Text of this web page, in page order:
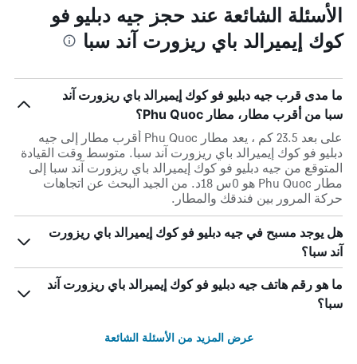
الأسئلة الشائعة عند حجز جيه دبليو فو
كوك إيميرالد باي ريزورت آند سبا
ما مدى قرب جيه دبليو فو كوك إيميرالد باي ريزورت آند
سبا من أقرب مطار، مطار Phu Quoc؟
على بعد 23.5 كم ، يعد مطار Phu Quoc أقرب مطار إلى جيه
دبليو فو كوك إيميرالد باي ريزورت آند سبا. متوسط وقت القيادة
المتوقع من جيه دبليو فو كوك إيميرالد باي ريزورت آند سبا إلى
مطار Phu Quoc هو 0س 18د. من الجيد البحث عن اتجاهات
حركة المرور بين فندقك والمطار.
هل يوجد مسبح في جيه دبليو فو كوك إيميرالد باي ريزورت
آند سبا؟
ما هو رقم هاتف جيه دبليو فو كوك إيميرالد باي ريزورت آند
سبا؟
عرض المزيد من الأسئلة الشائعة